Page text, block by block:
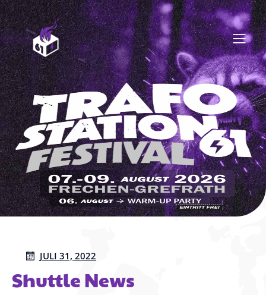
JULI 31, 2022
Shuttle News